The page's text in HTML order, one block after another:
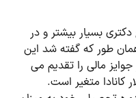
بسیار بیشتر و در
همان طور که گفته شد این
مالی را تقدیم می
جوایز بین 1000 تا 3000 دلار کانادا متغیر است.